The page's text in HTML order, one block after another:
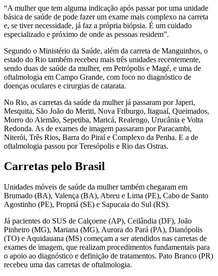
“A mulher que tem alguma indicação após passar por uma unidade
básica de saúde de pode fazer um exame mais complexo na carreta
e, se tiver necessidade, já faz a própria biópsia. É um cuidado
especializado e próximo de onde as pessoas residem”.
Segundo o Ministério da Saúde, além da carreta de Manguinhos, o
estado do Rio também recebeu mais três unidades recentemente,
sendo duas de saúde da mulher, em Petrópolis e Magé, e uma de
oftalmologia em Campo Grande, com foco no diagnóstico de
doenças oculares e cirurgias de catarata.
No Rio, as carretas da saúde da mulher já passaram por Japeri,
Mesquita, São João do Meriti, Nova Friburgo, Itaguaí, Queimados,
Morro do Alemão, Sepetiba, Maricá, Realengo, Urucânia e Volta
Redonda. As de exames de imagem passaram por Paracambi,
Niterói, Três Rios, Barra do Piraí e Complexo da Penha. E a de
oftalmologia passou por Teresópolis e Rio das Ostras.
Carretas pelo Brasil
Unidades móveis de saúde da mulher também chegaram em
Brumado (BA), Valença (BA), Abreu e Lima (PE), Cabo de Santo
Agostinho (PE), Propriá (SE) e Sapucaia do Sul (RS).
Já pacientes do SUS de Calçoene (AP), Ceilândia (DF), João
Pinheiro (MG), Mariana (MG), Aurora do Pará (PA), Dianópolis
(TO) e Aquidauana (MS) começam a ser atendidos nas carretas de
exames de imagem, que realizam procedimentos fundamentais para
o apoio ao diagnóstico e definição de tratamentos. Pato Branco (PR)
recebeu uma das carretas de oftalmologia.